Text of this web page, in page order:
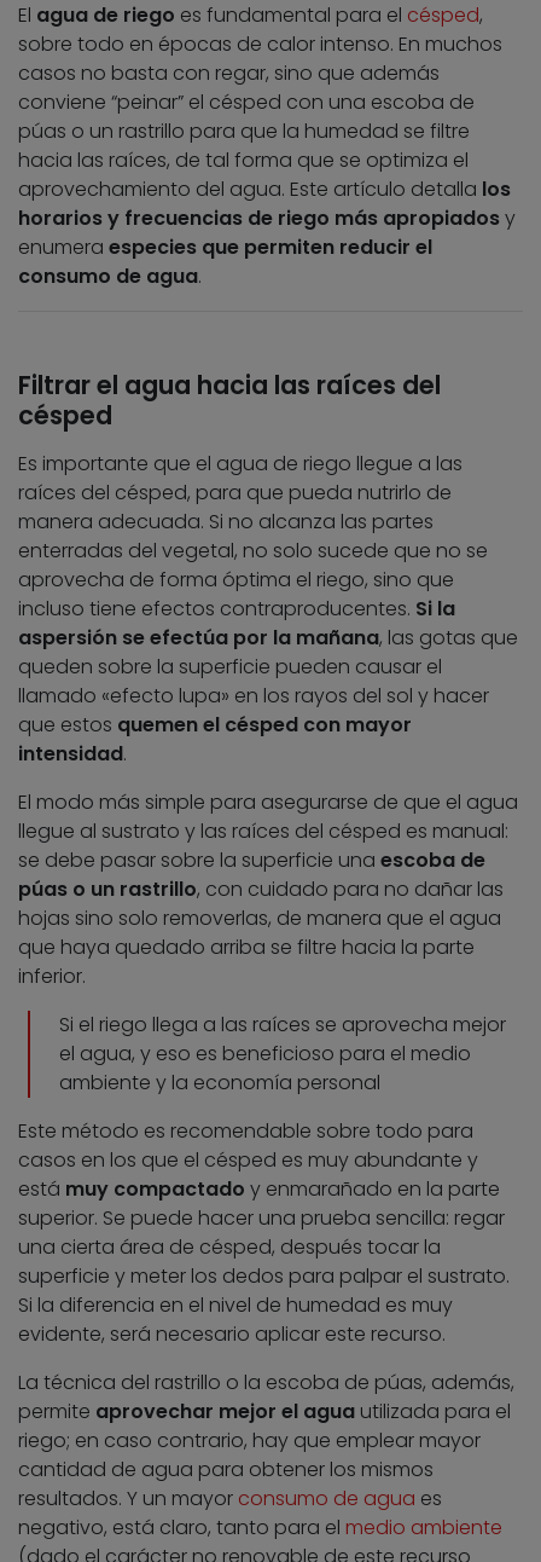
El agua de riego es fundamental para el césped,
sobre todo en épocas de calor intenso. En muchos
casos no basta con regar, sino que además
conviene “peinar” el césped con una escoba de
púas o un rastrillo para que la humedad se filtre
hacia las raíces, de tal forma que se optimiza el
aprovechamiento del agua. Este artículo detalla los
horarios y frecuencias de riego más apropiadosy
enumera especies que permiten reducir el
consumo de agua.
Filtrar el agua hacia las raíces del
césped
Es importante que el agua de riego llegue a las
raíces del césped, para que pueda nutrirlo de
manera adecuada. Si no alcanza las partes
enterradas del vegetal, no solo sucede que no se
aprovecha de forma óptima el riego, sino que
incluso tiene efectos contraproducentes. Si la
aspersión se efectúa por la mañana, las gotas que
queden sobre la superficie pueden causar el
llamado «efecto lupa» en los rayos del sol y hacer
que estos quemen el césped con mayor
intensidad.
El modo más simple para asegurarse de que el agua
llegue al sustrato y las raíces del césped es manual:
se debe pasar sobre la superficie una escoba de
púas o un rastrillo, con cuidado para no dañar las
hojas sino solo removerlas, de manera que el agua
que haya quedado arriba se filtre hacia la parte
inferior.
Si el riego llega a las raíces se aprovecha mejor
el agua, y eso es beneficioso para el medio
ambiente y la economía personal
Este método es recomendable sobre todo para
casos en los que el césped es muy abundante y
está muy compactado y enmarañado en la parte
superior. Se puede hacer una prueba sencilla: regar
una cierta área de césped, después tocar la
superficie y meter los dedos para palpar el sustrato.
Si la diferencia en el nivel de humedad es muy
evidente, será necesario aplicar este recurso.
La técnica del rastrillo o la escoba de púas, además,
permite aprovechar mejor el agua utilizada para el
riego; en caso contrario, hay que emplear mayor
cantidad de agua para obtener los mismos
resultados. Y un mayor consumo de agua es
negativo, está claro, tanto para el medio ambiente